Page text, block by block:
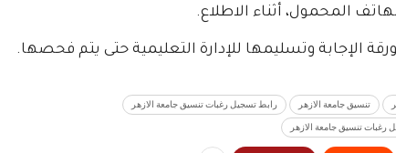
المحمول، أثناء الاطلاع.
الإجابة وتسليمها للإدارة التعليمية حتى يتم فحصها.
تنسيق جامعة الازهر رابط تسجيل رغبات تنسيق جامعة الازهر
رغبات تنسيق جامعة الازهر